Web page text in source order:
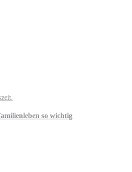
so wichtig